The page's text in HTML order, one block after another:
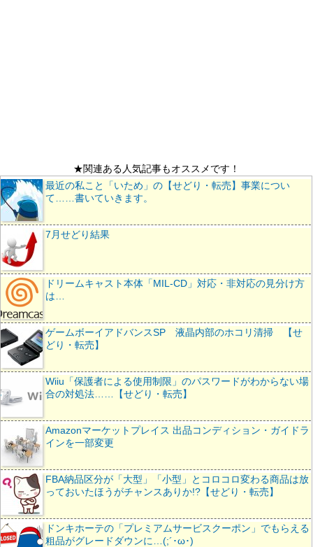
★関連ある人気記事もオススメです！
最近の私こと「いため」の【せどり・転売】事業につい
て……書いていきます。
7月せどり結果
ドリームキャスト本体「MIL-CD」対応・非対応の見分け方
は…
ゲームボーイアドバンスSP 液晶内部のホコリ清掃 【せ
どり・転売】
Wiiu「保護者による使用制限」のパスワードがわからない場
合の対処法……【せどり・転売】
Amazonマーケットプレイス 出品コンディション・ガイドラ
インを一部変更
FBA納品区分が「大型」「小型」とコロコロ変わる商品は放
っておいたほうがチャンスありか!?【せどり・転売】
ドンキホーテの「プレミアムサービスクーポン」でもらえる
粗品がグレードダウンに…(;´･ω･)